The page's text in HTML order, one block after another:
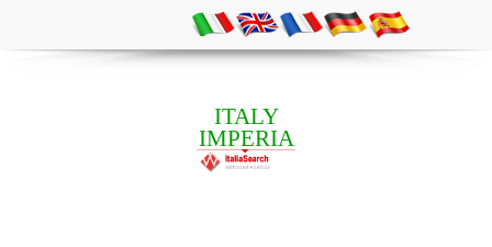
ITALY
IMPERIA